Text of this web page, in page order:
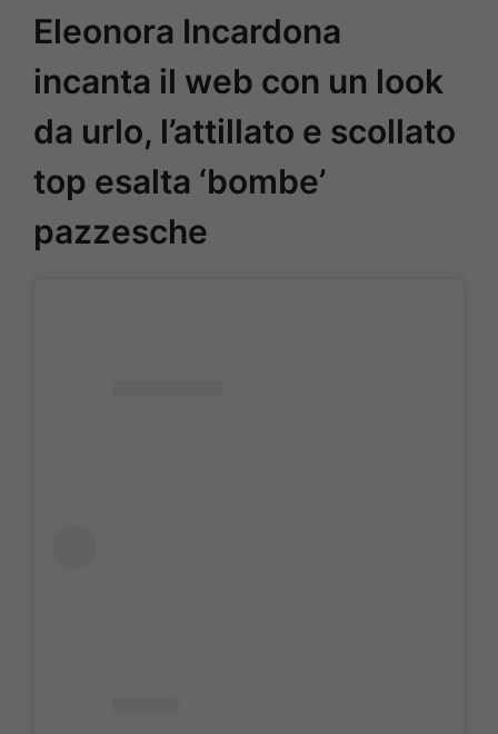
Eleonora Incardona
incanta il web con un look
da urlo, l’attillato e scollato
top esalta ‘bombe’
pazzesche